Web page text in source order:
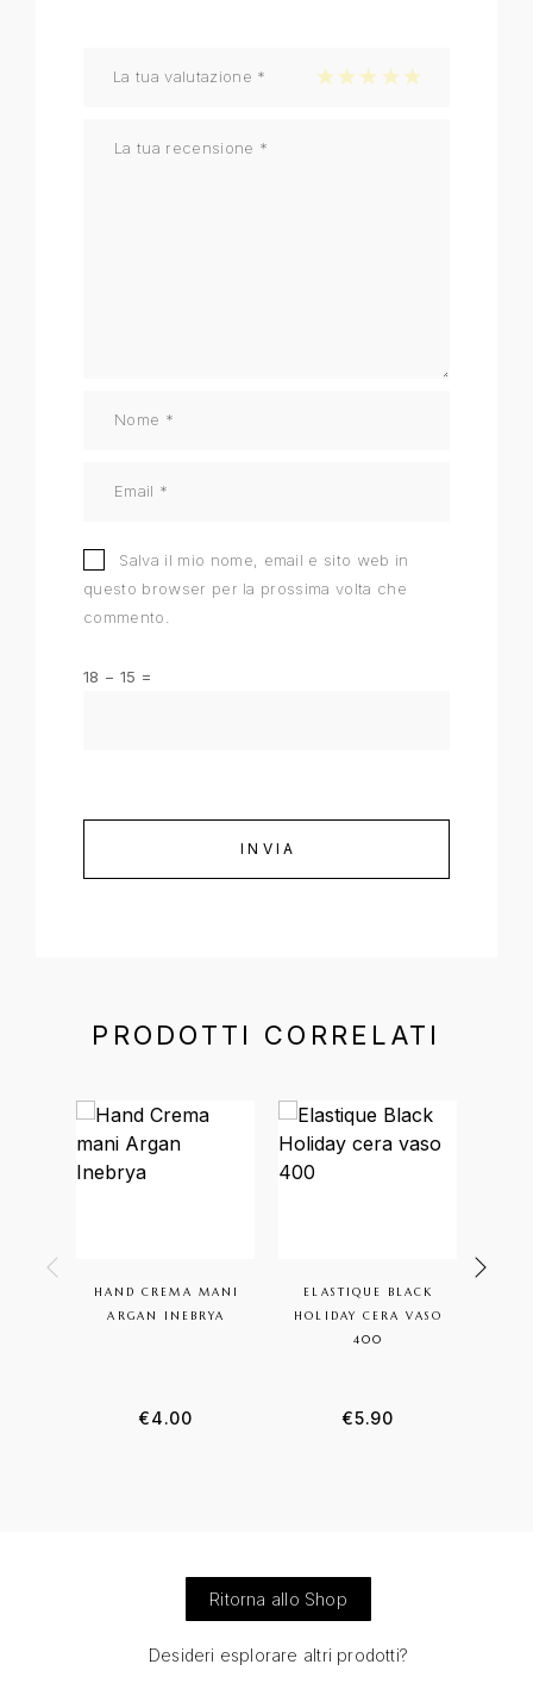
La tua valutazione * 1 stella su 5
2 stelle su 5
3 stelle su 5
4 stelle su 5
Salva il mio nome, email e sito web in
questo browser per la prossima volta che
commento.
18 − 15 =
PRODOTTI CORRELATI
HAND CREMA MANI
ARGAN INEBRYA
€4.00
ELASTIQUE BLACK
HOLIDAY CERA VASO
400
€5.90
Ritorna allo Shop
Desideri esplorare altri prodotti?